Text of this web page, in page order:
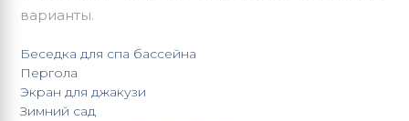
варианты.
Беседка для спа бассейна
Пергола
Экран для джакузи
Зимний сад